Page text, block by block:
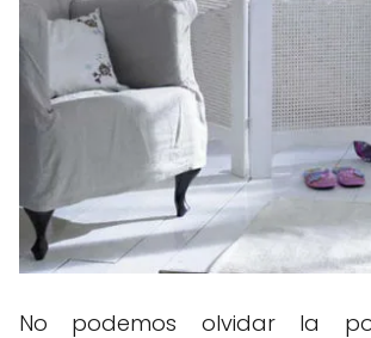
No podemos olvidar la